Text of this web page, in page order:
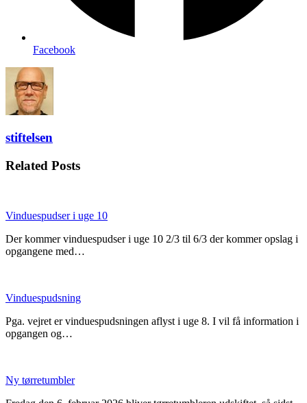
Facebook
stiftelsen
Related Posts
Vinduespudser i uge 10
Der kommer vinduespudser i uge 10 2/3 til 6/3 der kommer opslag i
opgangene med…
Vinduespudsning
Pga. vejret er vinduespudsningen aflyst i uge 8. I vil få information i
opgangen og…
Ny tørretumbler